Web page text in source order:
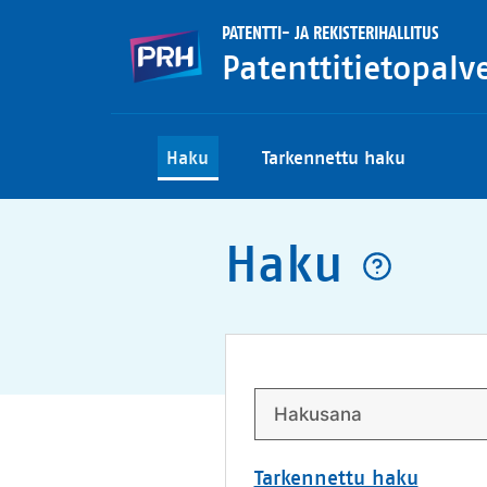
PATENTTI- JA REKISTERIHALLITUS
Haku Tarkennettu haku
Haku
Tarkennettu haku